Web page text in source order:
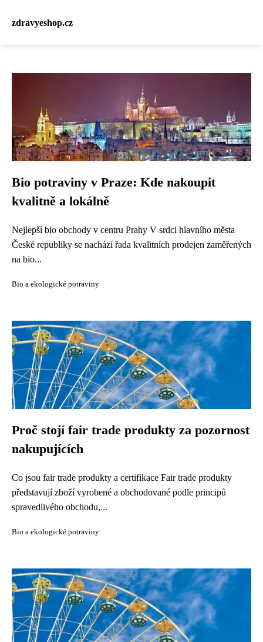
zdravyeshop.cz
Bio potraviny v Praze: Kde nakoupit
kvalitně a lokálně
Nejlepší bio obchody v centru Prahy V srdci hlavního města
České republiky se nachází řada kvalitních prodejen zaměřených
na bio...
Bio a ekologické potraviny
Proč stojí fair trade produkty za pozornost
nakupujících
Co jsou fair trade produkty a certifikace Fair trade produkty
představují zboží vyrobené a obchodované podle principů
spravedlivého obchodu,...
Bio a ekologické potraviny